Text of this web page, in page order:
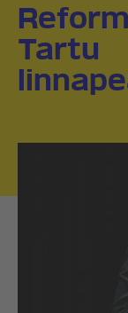
Tartu